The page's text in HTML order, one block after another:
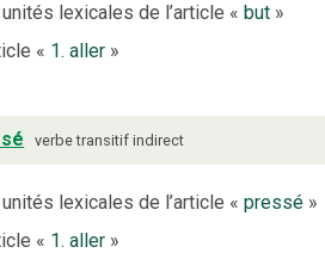
lexicales de l’article «but »
« 1. aller »
verbe transitif indirect
lexicales de l’article «pressé »
« 1. aller »